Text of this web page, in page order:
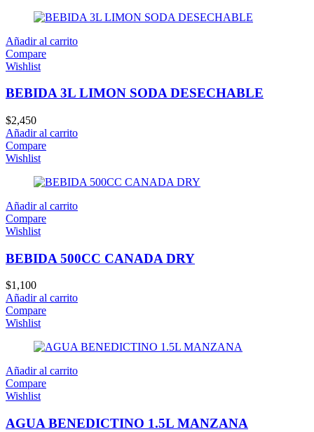
Añadir al carrito
Compare
Wishlist
BEBIDA 3L LIMON SODA DESECHABLE
$2,450
Añadir al carrito
Compare
Wishlist
Añadir al carrito
Compare
Wishlist
BEBIDA 500CC CANADA DRY
$1,100
Añadir al carrito
Compare
Wishlist
Añadir al carrito
Compare
Wishlist
AGUA BENEDICTINO 1.5L MANZANA